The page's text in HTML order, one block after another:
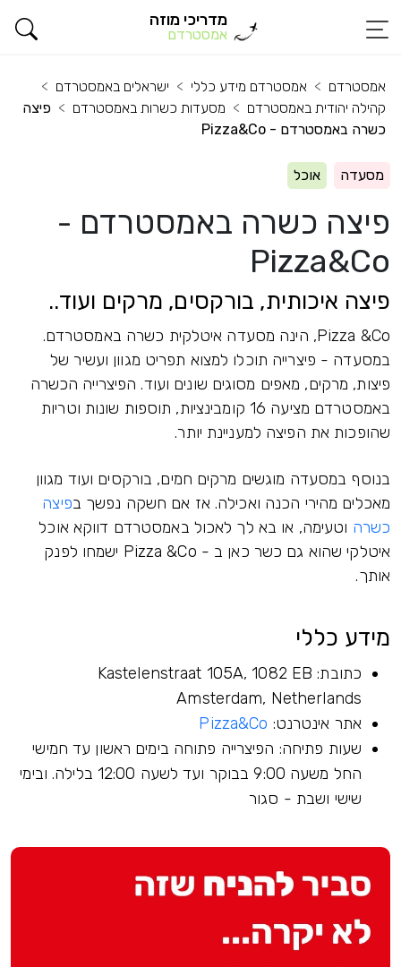
מדריכי מוזה
אמסטרדם
אמסטרדם אמסטרדם מידע כללי
ישראלים באמסטרדם
קהילה יהודית באמסטרדם
מסעדות כשרות באמסטרדם
פיצה
כשרה באמסטרדם - Pizza&Co
מסעדה אוכל
פיצה כשרה באמסטרדם -
Pizza&Co
פיצה איכותית, בורקסים, מרקים ועוד..
Pizza &Co, הינה מסעדה איטלקית כשרה באמסטרדם.
במסעדה - פיצרייה תוכלו למצוא תפריט מגוון ועשיר של
פיצות, מרקים, מאפים מסוגים שונים ועוד. הפיצרייה הכשרה
באמסטרדם מציעה 16 קומבינציות, תוספות שונות וטריות
שהופכות את הפיצה למעניינת יותר.
בנוסף במסעדה מוגשים מרקים חמים, בורקסים ועוד מגוון
מאכלים מהירי הכנה ואכילה. אז אם חשקה נפשך בפיצה
כשרה וטעימה, או בא לך לאכול באמסטרדם דווקא אוכל
איטלקי שהוא גם כשר כאן ב - Pizza &Co ישמחו לפנק
אותך.
מידע כללי
כתובת: Kastelenstraat 105A, 1082 EB
Amsterdam, Netherlands
אתר אינטרנט: Pizza&Co
שעות פתיחה: הפיצרייה פתוחה בימים ראשון עד חמישי
החל משעה 9:00 בבוקר ועד לשעה 12:00 בלילה. ובימי
שישי ושבת - סגור